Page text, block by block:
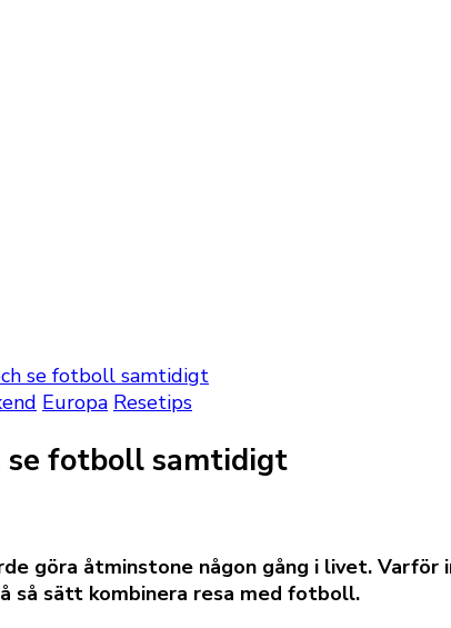
se fotboll samtidigt
Europa Resetips
se fotboll samtidigt
göra åtminstone någon gång i livet. Varför
så sätt kombinera resa med fotboll.